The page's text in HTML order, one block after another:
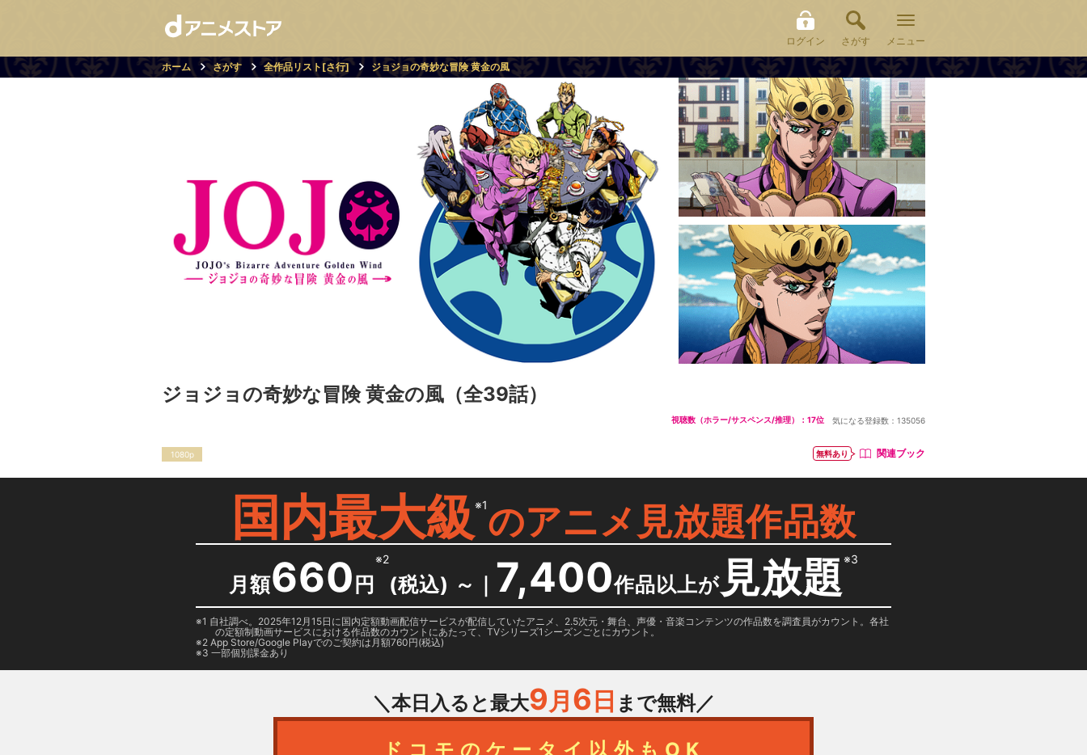
ログイン さがす メニュー
ホーム さがす 全作品リスト[さ行] ジョジョの奇妙な冒険 黄金の風
ジョジョの奇妙な冒険 黄金の風 （全39話）
視聴数（ホラー/サスペンス/推理）：17位 気になる登録数： 135056
1080p 無料あり 関連ブック
国内最大級 ※1のアニメ見放題作品数
月額660 円
※2
(税込) ～ ｜ 7,400作品以上が 見放題※3
1 自社調べ。2025年12月15日に国内定額動画配信サービスが配信していたアニメ、2.5次元・舞台、声優・音楽コンテンツの作品数を調査員がカウント。各社
の定額制動画サービスにおける作品数のカウントにあたって、TVシリーズ1シーズンごとにカウント。
2 App Store/Google Playでのご契約は月額760円(税込)
3 一部個別課金あり
＼本日入ると最大9月 6 日 まで無料／
ドコモのケータイ以外もOK